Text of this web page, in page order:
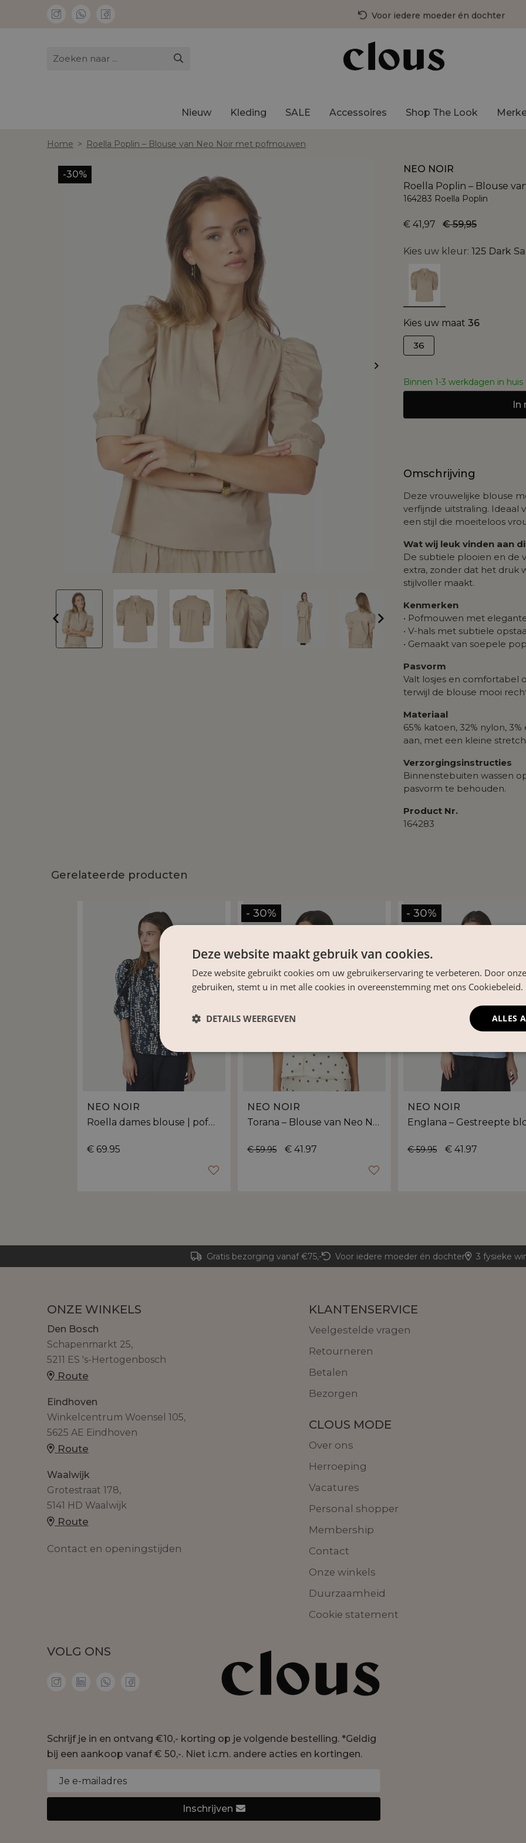
Voor iedere moeder én dochter
3 fysieke winkels in Nederland
Gratis bezorging vanaf €75,-
Nieuw Kleding SALE Accessoires Shop The Look
Home > Roella Poplin – Blouse van Neo Noir met pofmouwen
-30%
NEO NOIR
Roella Poplin – Blouse
164283 Roella Poplin
€ 59,95
€ 41,97
Kies uw kleur: 125 Dark
Kies uw maat 36
36
Binnen 1-3 werkdagen in huis
In
Omschrijving
Deze vrouwelijke blouse
verfijnde uitstraling. Ideaal
een stijl die moeiteloos
Wat wij leuk vinden aan
De subtiele plooien en de
extra, zonder dat het druk
stijlvoller maakt.
Kenmerken
• Pofmouwen met
• V-hals met subtiele
• Gemaakt van soepele
Pasvorm
Valt losjes en comfortabel
terwijl de blouse mooi
Materiaal
65% katoen, 32% nylon,
aan, met een kleine
Verzorgingsinstructies
Binnenstebuiten wassen
pasvorm te behouden.
Product Nr.
164283
Gerelateerde producten
NEO NOIR
Roella dames blouse | pofmouwen
€ 69.95
NEO NOIR
Torana – Blouse van Neo Noir met polkadot print
€ 59.95 € 41.97
- 30%
NEO NOIR
€ 59.95 € 41.97
- 30%
Gratis bezorging vanaf €75,- Voor iedere moeder én dochter 3 fysieke
ONZE WINKELS
Den Bosch
Schapenmarkt 25,
5211 ES 's-Hertogenbosch
Route
Eindhoven
Winkelcentrum Woensel 105,
5625 AE Eindhoven
Route
Waalwijk
Grotestraat 178,
5141 HD Waalwijk
Route
Contact en openingstijden
KLANTENSERVICE
Veelgestelde vragen
Retourneren
Betalen
Bezorgen
CLOUS MODE
Over ons
Herroeping
Vacatures
Personal shopper
Membership
Contact
Onze winkels
Duurzaamheid
Cookie statement
VOLG ONS
Schrijf je in en ontvang €10,- korting op je volgende bestelling. *Geldig
bij een aankoop vanaf € 50,-. Niet i.c.m. andere acties en kortingen.
Inschrijven
Deze website maakt gebruik van cookies.
Deze website gebruikt cookies om uw gebruikerservaring te verbeteren. Door
gebruiken, stemt u in met alle cookies in overeenstemming met ons Cookiebeleid.
ALLES
DETAILS WEERGEVEN